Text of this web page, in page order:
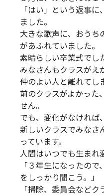
「はい」という返事
ました。
大きな歌声に、おうち
があふれていました。
素晴らしい卒業式でし
みなさんもクラスがえ
仲のよい人と離れてし
前のクラスがよかった
せん。
でも、変化がなければ
新しいクラスでみなさ
っています。
人間はいつでも生まれ
「３年生になったの
をしっかり聞こう。」
「掃除、委員会など